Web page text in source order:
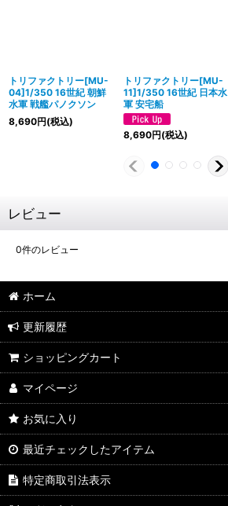
トリファクトリー[MU-
04]1/350 16世紀 朝鮮
水軍 戦艦パノクソン
8,690円(税込)
トリファクトリー[MU-
11]1/350 16世紀 日本水
軍 安宅船
8,690円(税込)
レビュー
0件のレビュー
ホーム
更新履歴
ショッピングカート
マイページ
お気に入り
最近チェックしたアイテム
特定商取引法表示